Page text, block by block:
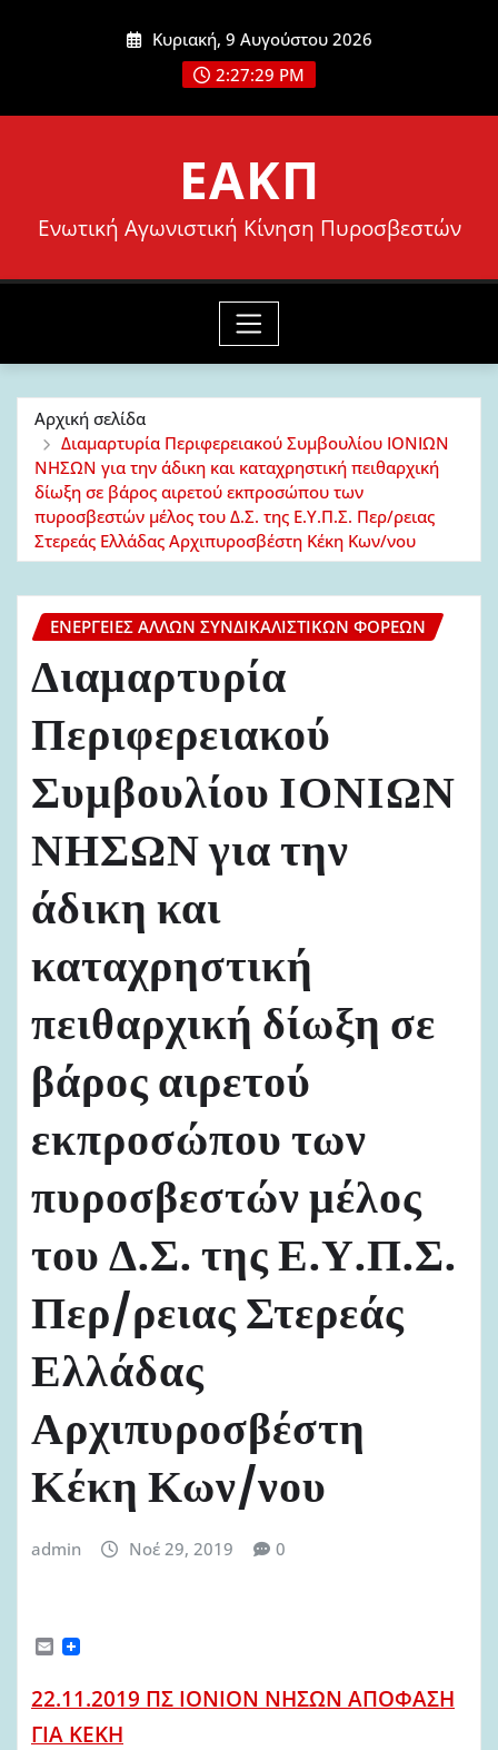
Κυριακή, 9 Αυγούστου 2026
2:27:31 PM
ΕΑΚΠ
Ενωτική Αγωνιστική Κίνηση Πυροσβεστών
Αρχική σελίδα
Διαμαρτυρία Περιφερειακού Συμβουλίου ΙΟΝΙΩΝ
ΝΗΣΩΝ για την άδικη και καταχρηστική πειθαρχική
δίωξη σε βάρος αιρετού εκπροσώπου των
πυροσβεστών μέλος του Δ.Σ. της Ε.Υ.Π.Σ. Περ/ρειας
Στερεάς Ελλάδας Αρχιπυροσβέστη Κέκη Κων/νου
ΕΝΈΡΓΕΙΕΣ ΆΛΛΩΝ ΣΥΝΔΙΚΑΛΙΣΤΙΚΏΝ ΦΟΡΈΩΝ
Διαμαρτυρία
Περιφερειακού
Συμβουλίου ΙΟΝΙΩΝ
ΝΗΣΩΝ για την
άδικη και
καταχρηστική
πειθαρχική δίωξη σε
βάρος αιρετού
εκπροσώπου των
πυροσβεστών μέλος
του Δ.Σ. της Ε.Υ.Π.Σ.
Περ/ρειας Στερεάς
Ελλάδας
Αρχιπυροσβέστη
Κέκη Κων/νου
admin Νοέ 29, 2019 0
E
m
i
l
22.11.2019 ΠΣ ΙΟΝΙΟΝ ΝΗΣΩΝ ΑΠΟΦΑΣΗ
ΓΙΑ ΚΕΚΗ